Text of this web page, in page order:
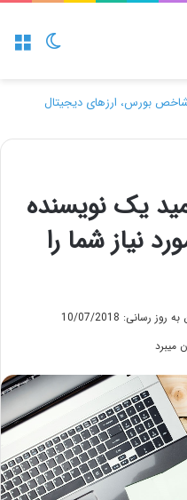
تغییر
یک نویسنده
نیاز شما را
رسانی: 10/07/2018